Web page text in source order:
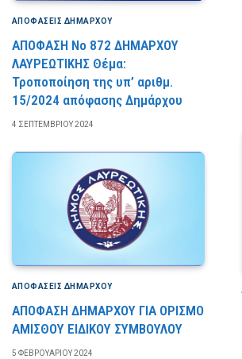
ΑΠΟΦΆΣΕΙΣ ΔΗΜΆΡΧΟΥ
ΑΠΟΦΑΣΗ Νο 872 ΔΗΜΑΡΧΟΥ
ΛΑΥΡΕΩΤΙΚΗΣ Θέμα:
Τροποποίηση της υπ’ αριθμ.
15/2024 απόφασης Δημάρχου
4 ΣΕΠΤΕΜΒΡΊΟΥ 2024
ΑΠΟΦΆΣΕΙΣ ΔΗΜΆΡΧΟΥ
ΑΠΟΦΑΣΗ ΔΗΜΑΡΧΟΥ ΓΙΑ ΟΡΙΣΜΟ
ΑΜΙΣΘΟΥ ΕΙΔΙΚΟΥ ΣΥΜΒΟΥΛΟΥ
5 ΦΕΒΡΟΥΑΡΊΟΥ 2024